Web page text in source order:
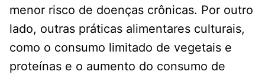
menor risco de doenças crônicas. Por outro
lado, outras práticas alimentares culturais,
como o consumo limitado de vegetais e
proteínas e o aumento do consumo de